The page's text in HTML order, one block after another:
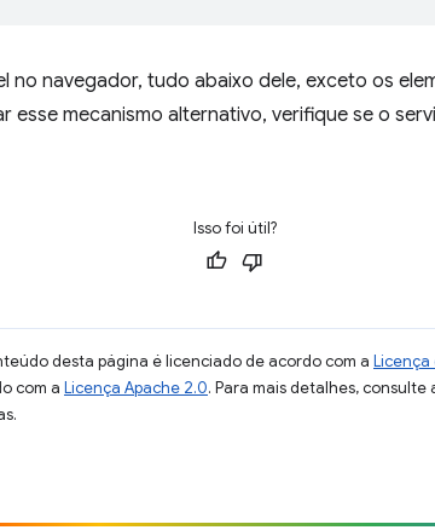
no navegador, tudo abaixo dele, exceto os
esse mecanismo alternativo, verifique se o
Isso foi útil?
desta página é licenciado de acordo com a
com a Licença Apache 2.0. Para mais detalhes, consulte